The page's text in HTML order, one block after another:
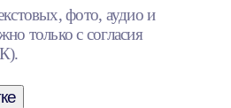
фото, аудио и
только с согласия